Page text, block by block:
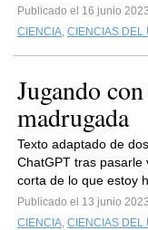
Publicado el 16 junio 2023
CIENCIA, CIENCIAS DEL
Jugando
madrugada
Texto adaptado de
ChatGPT tras pasarle
corta de lo que estoy
Publicado el 13 junio 2023
CIENCIA, CIENCIAS DEL